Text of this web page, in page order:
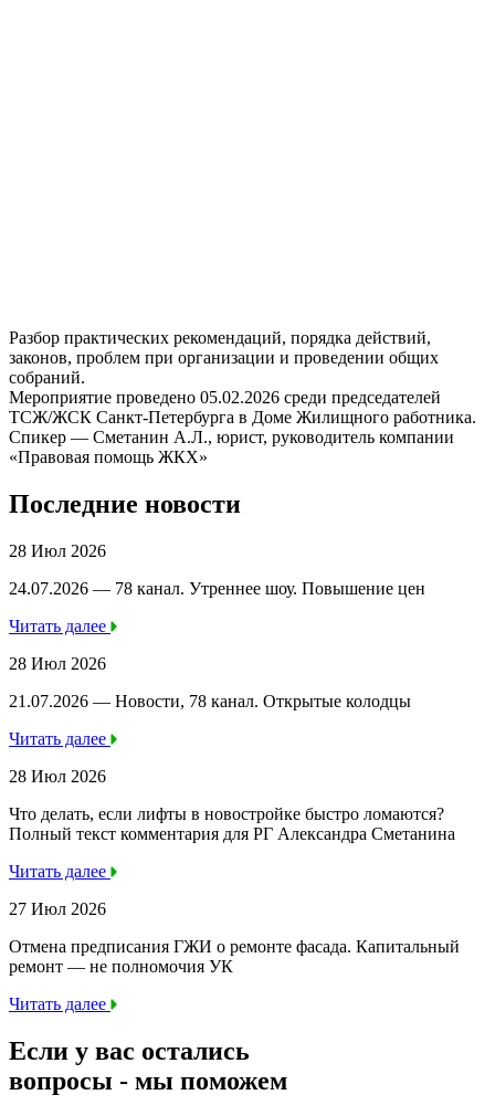
Разбор практических рекомендаций, порядка действий,
законов, проблем при организации и проведении общих
собраний.
Мероприятие проведено 05.02.2026 среди председателей
ТСЖ/ЖСК Санкт-Петербурга в Доме Жилищного работника.
Спикер — Сметанин А.Л., юрист, руководитель компании
«Правовая помощь ЖКХ»
Последние новости
28 Июл 2026
24.07.2026 — 78 канал. Утреннее шоу. Повышение цен
Читать далее
28 Июл 2026
21.07.2026 — Новости, 78 канал. Открытые колодцы
Читать далее
28 Июл 2026
Что делать, если лифты в новостройке быстро ломаются?
Полный текст комментария для РГ Александра Сметанина
Читать далее
27 Июл 2026
Отмена предписания ГЖИ о ремонте фасада. Капитальный
ремонт — не полномочия УК
Читать далее
Если у вас остались
вопросы - мы поможем